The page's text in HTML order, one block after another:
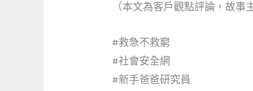
（本文為客戶觀點評論，故事
#救急不救窮
#社會安全網
#新手爸爸研究員